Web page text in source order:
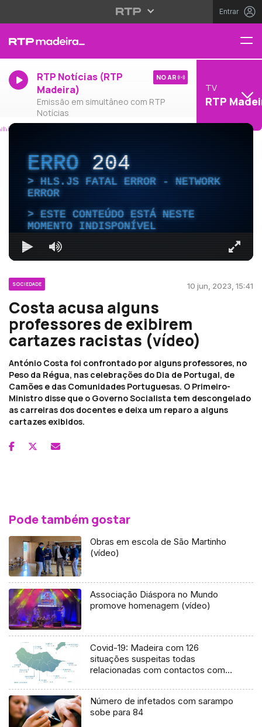
Entrar
RTP Notícias (RTP
Madeira)
Emissão em simultâneo com RTP
Notícias
NO AR
TV
RTP
ERRO204
HLS.JS FATAL ERROR - NETWORK
ERROR
ESTE CONTEÚDO ESTÁ NESTE
MOMENTO INDISPONÍVEL
SOCIEDADE 10 jun, 2023, 15:41
Costa acusa alguns
professores de exibirem
cartazes racistas (vídeo)
António Costa foi confrontado por alguns professores, no
Peso da Régua, nas celebrações do Dia de Portugal, de
Camões e das Comunidades Portuguesas. O Primeiro-
Ministro disse que o Governo Socialista tem descongelado
as carreiras dos docentes e deixa um reparo a alguns
cartazes exibidos.
Pode também gostar
Obras em escola de São Martinho
(vídeo)
Associação Diáspora no Mundo
promove homenagem (vídeo)
Covid-19: Madeira com 126
situações suspeitas todas
relacionadas com contactos com
Número de infetados com sarampo
sobe para 84